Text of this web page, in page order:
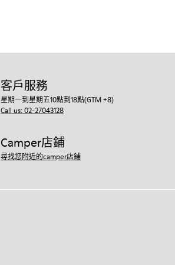
客戶服務
星期一到星期五10點到18點(GTM +8)
Call us: 02-27043128
Camper店鋪
尋找您附近的camper店鋪